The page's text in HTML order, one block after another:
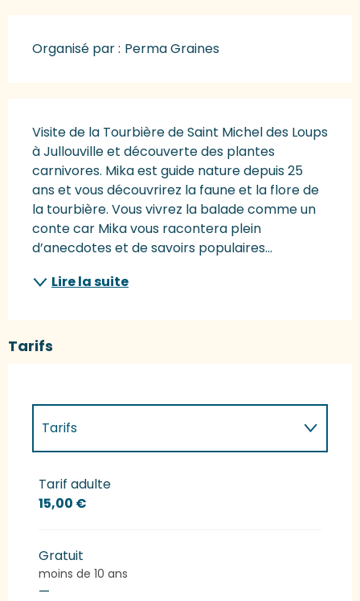
Organisé par : Perma Graines
Visite de la Tourbière de Saint Michel des Loups
à Jullouville et découverte des plantes
carnivores. Mika est guide nature depuis 25
ans et vous découvrirez la faune et la flore de
la tourbière. Vous vivrez la balade comme un
conte car Mika vous racontera plein
d’anecdotes et de savoirs populaires...
Lire la suite
Tarifs
Tarifs
Tarifs 2027
Tarif adulte
15,00 €
Gratuit
moins de 10 ans
—